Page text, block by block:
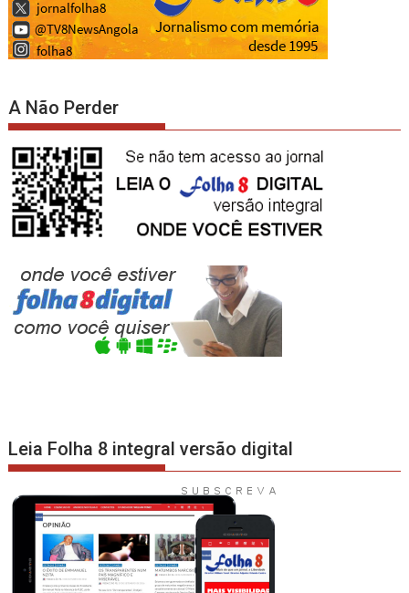
A Não Perder
Leia Folha 8 integral versão digital